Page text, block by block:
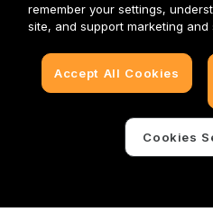
remember your settings,
site, and support marketing and
Accept All Cookies
Cookies